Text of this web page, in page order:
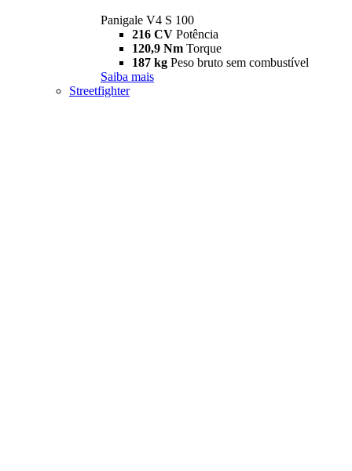
Panigale V4 S 100
216 CV Potência
120,9 Nm Torque
187 kg Peso bruto sem combustível
Saiba mais
Streetfighter